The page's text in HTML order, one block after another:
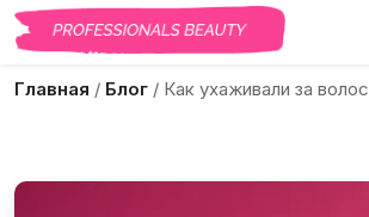
Главная / Блог / Как ухаживали за